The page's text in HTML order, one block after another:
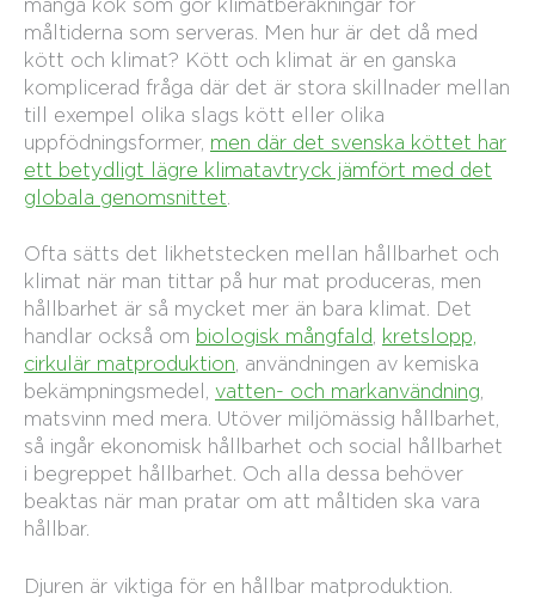
måltiderna som serveras. Men hur är det då med
kött och klimat? Kött och klimat är en ganska
komplicerad fråga där det är stora skillnader mellan
till exempel olika slags kött eller olika
uppfödningsformer, men där det svenska köttet har
ett betydligt lägre klimatavtryck jämfört med det
globala genomsnittet
Ofta sätts det likhetstecken mellan hållbarhet och
klimat när man tittar på hur mat produceras, men
hållbarhet är så mycket mer än bara klimat. Det
handlar också om biologisk mångfald, kretslopp,
cirkulär matproduktion, användningen av kemiska
bekämpningsmedel, vatten- och markanvändning,
matsvinn med mera. Utöver miljömässig hållbarhet,
så ingår ekonomisk hållbarhet och social hållbarhet
i begreppet hållbarhet. Och alla dessa behöver
beaktas när man pratar om att måltiden ska vara
hållbar.
Djuren är viktiga för en hållbar matproduktion.